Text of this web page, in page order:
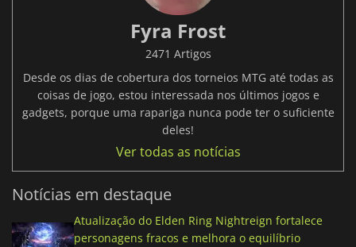
Fyra Frost
2471 Artigos
Desde os dias de cobertura dos torneios MTG até todas as
coisas de jogo, estou interessada nos últimos jogos e
gadgets, porque uma rapariga nunca pode ter o suficiente
deles!
Ver todas as notícias
Notícias em destaque
Atualização do Elden Ring Nightreign fortalece
personagens fracos e melhora o equilíbrio